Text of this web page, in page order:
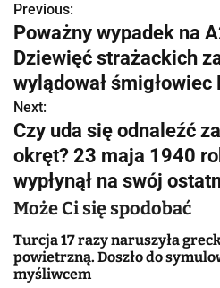
N
a
w
i
g
a
c
j
Previous:
Poważny wypadek na
Dziewięć strażackich
wylądował śmigłowiec
Next:
Czy uda się odnaleźć
okręt? 23 maja 1940
wypłynął na swój
Może Ci się spodobać
Turcja 17 razy naruszyła
powietrzną. Doszło do
myśliwcem